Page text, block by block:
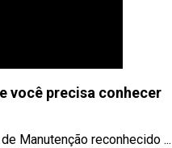
você precisa conhecer
Manutenção reconhecido ...